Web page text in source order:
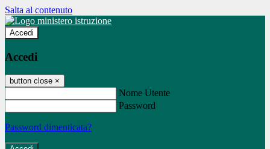
Salta al contenuto
Accedi
Accedi
button close ×
Nome Utente
Password
Password dimenticata?